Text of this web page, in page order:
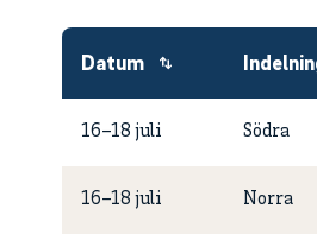
Datum
16–18 juli Södra
16–18 juli Norra